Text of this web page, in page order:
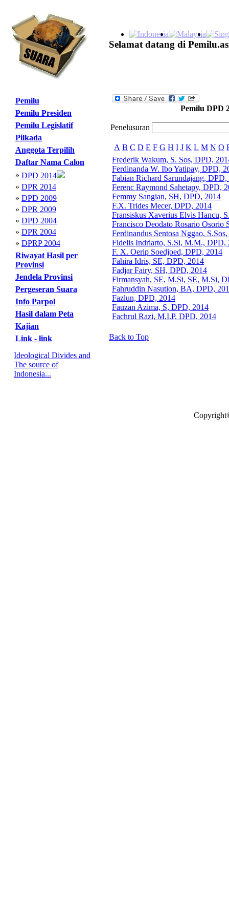
Selamat datang di
Pemilu
Pemilu Presiden
Pemilu Legislatif
Pilkada
Anggota Terpilih
Daftar Nama Calon
» DPD 2014
» DPR 2014
» DPD 2009
» DPR 2009
» DPD 2004
» DPR 2004
» DPRP 2004
Riwayat Hasil per
Provinsi
Jendela Provinsi
Pergeseran Suara
Info Parpol
Hasil dalam Peta
Kajian
Link - link
Ideological Divides and
The source of
Indonesia...
Pemilu DPD
Penelusuran
A B C D E F G H I J K L M N O
Frederik Wakum, S. Sos, DPD,
Ferdinanda W. Ibo Yatipay, DPD,
Fabian Richard Sarundajang, DPD,
Ferenc Raymond Sahetapy, DPD,
Femmy Sangian, SH, DPD, 2014
F.X. Trides Mecer, DPD, 2014
Fransiskus Xaverius Elvis Hancu,
Francisco Deodato Rosario Osorio
Ferdinandus Sentosa Nggao,
Fidelis Indriarto, S.Si, M.M., DPD,
F. X. Oerip Soedjoed, DPD, 2014
Fahira Idris, SE, DPD, 2014
Fadjar Fairy, SH, DPD, 2014
Firmansyah, SE, M.Si, SE, M.Si,
Fahruddin Nasution, BA, DPD,
Fazlun, DPD, 2014
Fauzan Azima, S, DPD, 2014
Fachrul Razi, M.I.P, DPD, 2014
Back to Top